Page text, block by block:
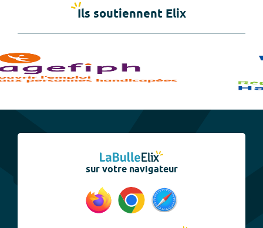
Ils soutiennent Elix
sur votre navigateur